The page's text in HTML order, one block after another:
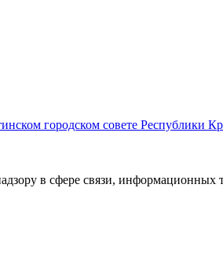
городском совете Республики
в сфере связи,